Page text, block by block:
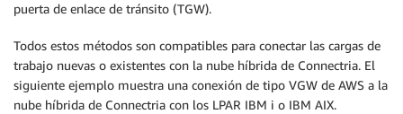
puerta de enlace de tránsito (TGW).
Todos estos métodos son compatibles para conectar las cargas de
trabajo nuevas o existentes con la nube híbrida de Connectria. El
siguiente ejemplo muestra una conexión de tipo VGW de AWS a la
nube híbrida de Connectria con los LPAR IBM i o IBM AIX.